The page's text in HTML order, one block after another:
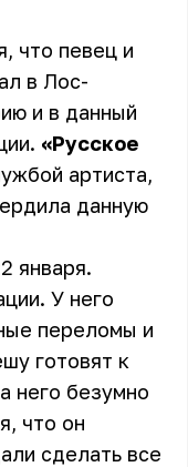
что певец и
в Лос-
и в данный
«Русское
артиста,
данную
января.
У него
переломы и
готовят к
него безумно
что он
сделать все